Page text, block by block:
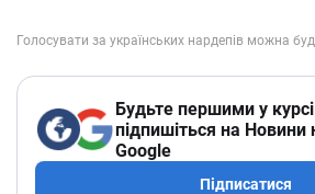
Будьте першими у
підпишіться на Новини
Google
Підписатися